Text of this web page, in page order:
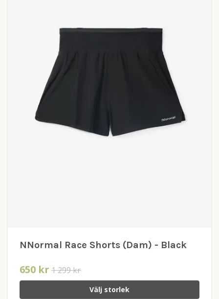
NNormal Race Shorts (Dam) - Black
650 kr 1 299 kr
Välj storlek